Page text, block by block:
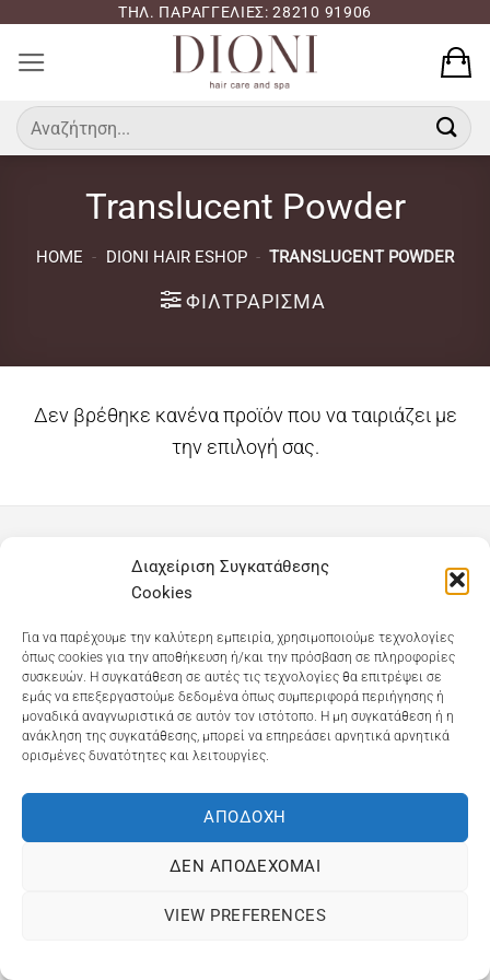
Διαχείριση Συγκατάθεσης
Cookies
Για να παρέχουμε την καλύτερη εμπειρία, χρησιμοποιούμε τεχνολογίες
όπως cookies για την αποθήκευση ή/και την πρόσβαση σε πληροφορίες
συσκευών. Η συγκατάθεση σε αυτές τις τεχνολογίες θα επιτρέψει σε
εμάς να επεξεργαστούμε δεδομένα όπως συμπεριφορά περιήγησης ή
μοναδικά αναγνωριστικά σε αυτόν τον ιστότοπο. Η μη συγκατάθεση ή η
ανάκληση της συγκατάθεσης, μπορεί να επηρεάσει αρνητικά αρνητικά
ορισμένες δυνατότητες και λειτουργίες.
ΑΠΟΔΟΧΉ
ΔΕΝ ΑΠΟΔΈΧΟΜΑΙ
VIEW PREFERENCES
περιεχόμενο
ΤΗΛ. ΠΑΡΑΓΓΕΛΙΕΣ: 28210 91906
Αναζήτηση
για:
Translucent Powder
HOME - DIONI HAIR ESHOP - TRANSLUCENT POWDER
ΦΙΛΤΡΆΡΙΣΜΑ
Δεν βρέθηκε κανένα προϊόν που να ταιριάζει με
την επιλογή σας.
Dioni Hair Care , Ζυμβρακάκηδων 33
Visa MasterCard
Cash
On
Delivery
Bank
Transfer
Google
Wallet
ΤΡΟΠΟΙ ΠΛΗΡΩΜΗΣ
ΠΟΛΙΤΙΚΉ ΕΠΙΣΤΡΟΦΏΝ
ΓΕΜΗ: 073757158000 - ΑΦΜ: 067139225 ΔΟΥ:ΧΑΝΙΩΝ
Engine